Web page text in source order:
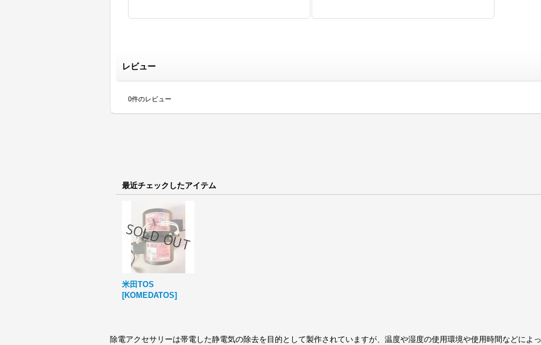
レビュー
0件のレビュー
最近チェックしたアイテム
米田TOS
[KOMEDATOS]
除電アクセサリーは帯電した静電気の除去を目的として製作されていますが、温度や湿度の使用環境や使用時間などによ